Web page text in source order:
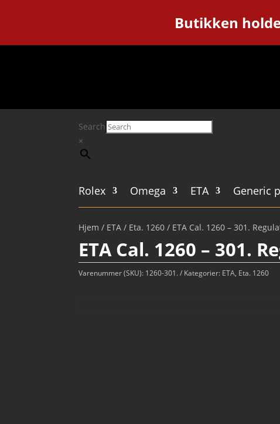
Butikken
Search
×
Rolex Omega ETA Generic
Hjem / ETA / Eta. 1260 / ETA Cal. 1260 – 301.
ETA Cal. 1260 – 301.
Varenummer (SKU): 1260-301. Kategorier: ETA, Eta. 1260